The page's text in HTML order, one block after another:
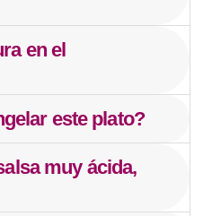
en el
este plato?
muy ácida,